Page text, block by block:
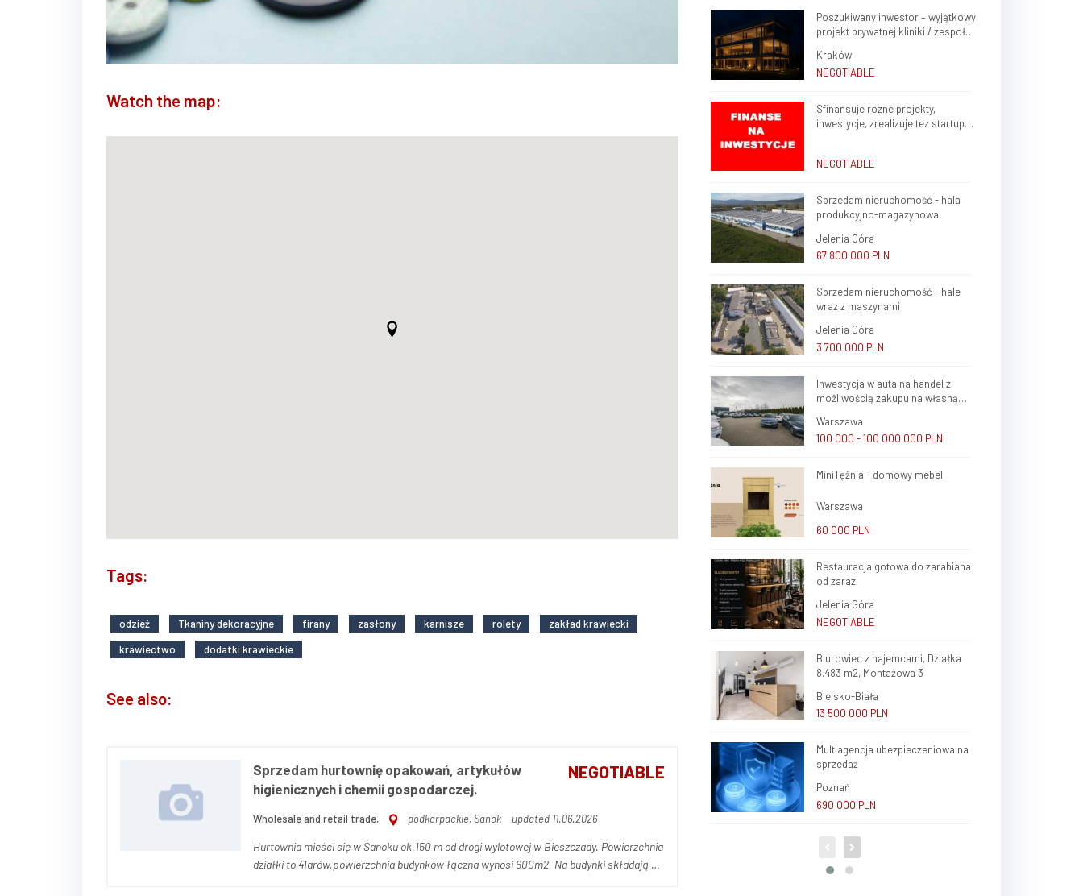
Watch the map:
Tags:
odzież Tkaniny dekoracyjne firany zasłony karnisze rolety
zakład krawiecki
krawiectwo
dodatki krawieckie
See also:
NEGOTIABLE
Sprzedam hurtownię opakowań, artykułów
higienicznych i chemii gospodarczej.
Wholesale and retail trade, podkarpackie, Sanok updated 11.06.2026
Hurtownia mieści się w Sanoku ok.150 m od drogi wylotowej w Bieszczady. Powierzchnia
działki to 41arów,powierzchnia budynków łączna wynosi 600m2, Na budynki składają się
Poszukiwany inwestor – wyjątkowy
projekt prywatnej kliniki / zespołu
Krakowa (Krowodrza)
Kraków
NEGOTIABLE
Sfinansuje rozne projekty,
inwestycje, zrealizuje tez startup
NEGOTIABLE
Sprzedam nieruchomość - hala
produkcyjno-magazynowa
Jelenia Góra
67 800 000 PLN
Sprzedam nieruchomość - hale
wraz z maszynami
Jelenia Góra
3 700 000 PLN
Inwestycja w auta na handel z
możliwością zakupu na własną
zysku
Warszawa
100 000 - 100 000 000 PLN
MiniTężnia - domowy mebel
Warszawa
60 000 PLN
Restauracja gotowa do zarabiana
od zaraz
Jelenia Góra
NEGOTIABLE
Biurowiec z najemcami, Działka
8.483 m2, Montażowa 3
Bielsko-Biała
13 500 000 PLN
Multiagencja ubezpieczeniowa na
sprzedaż
Poznań
690 000 PLN